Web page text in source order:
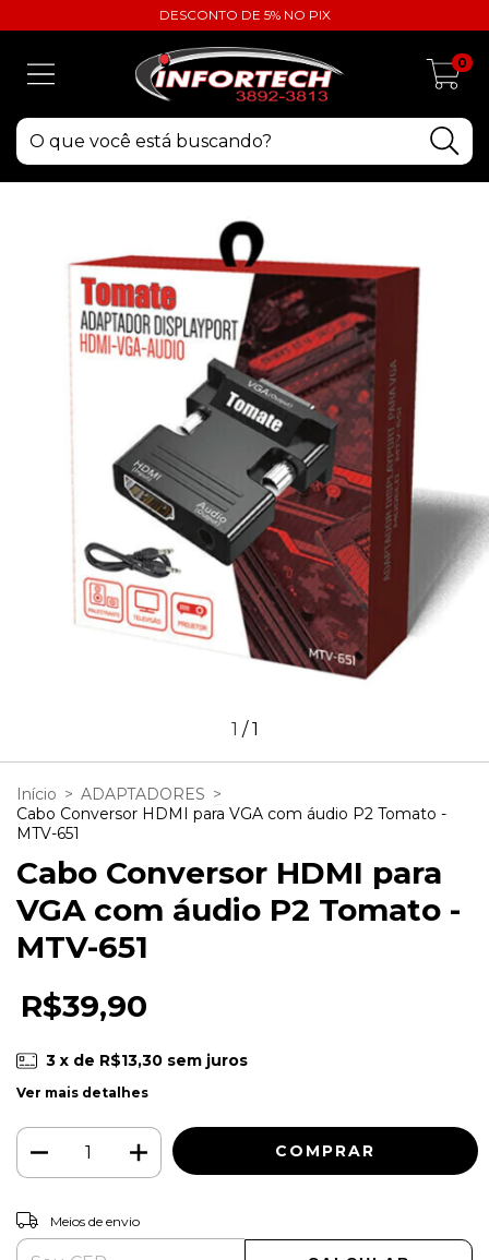
DESCONTO DE 5% NO PIX
0
1 /1
Início > ADAPTADORES >
Cabo Conversor HDMI para VGA com áudio P2 Tomato -
MTV-651
Cabo Conversor HDMI para
VGA com áudio P2 Tomato -
MTV-651
R$39,90
3 x de R$13,30 sem juros
Ver mais detalhes
Entregas para o CEP:
Meios de envio